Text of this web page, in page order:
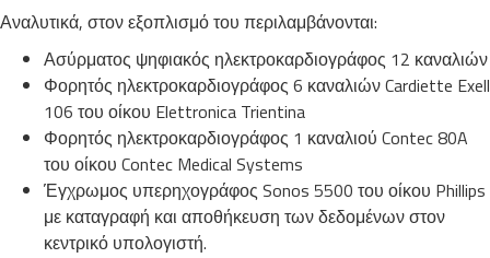
Αναλυτικά, στον εξοπλισμό του περιλαμβάνονται:
Ασύρματος ψηφιακός ηλεκτροκαρδιογράφος 12 καναλιών
Φορητός ηλεκτροκαρδιογράφος 6 καναλιών Cardiette Exell
106 του οίκου Elettronica Trientina
Φορητός ηλεκτροκαρδιογράφος 1 καναλιού Contec 80A
του οίκου Contec Medical Systems
Έγχρωμος υπερηχογράφος Sonos 5500 του οίκου Phillips
με καταγραφή και αποθήκευση των δεδομένων στον
κεντρικό υπολογιστή.